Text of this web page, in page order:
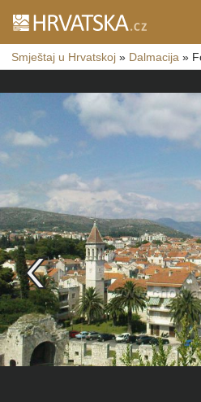
Smještaj u Hrvatskoj » Dalmacija »